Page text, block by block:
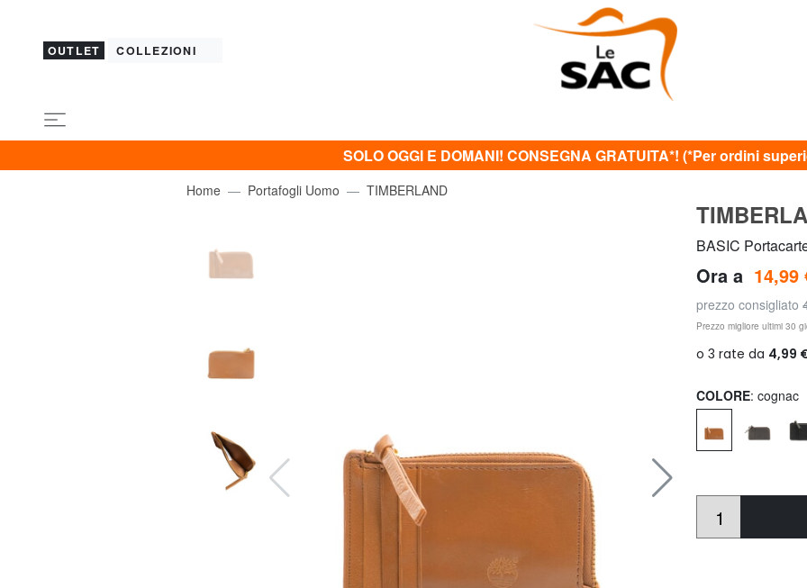
OUTLET COLLEZIONI
SOLO OGGI E DOMANI! CONSEGNA GRATUITA*! (*Per ordini
Home Portafogli Uomo TIMBERLAND
BASIC
Ora a 14,99
prezzo consigliato
Prezzo migliore ultimi 30
COLORE: cognac